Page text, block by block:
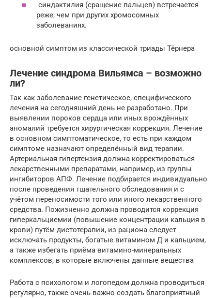
синдактилия (сращение пальцев) встречается
реже, чем при других хромосомных
заболеваниях.
основной симптом из классической триады Тёрнера
Лечение синдрома Вильямса – возможно
ли?
Так как заболевание генетическое, специфического
лечения на сегодняшний день не разработано. При
выявлении пороков сердца или иных врождённых
аномалий требуется хирургическая коррекция. Лечение
в основном симптоматическое, то есть при каждом
симптоме назначают определённый вид терапии.
Артериальная гипертензия должна корректироваться
лекарственными препаратами, например, из группы
ингибиторов АПФ. Лечение подбирается индивидуально
после проведения тщательного обследования и с
учётом переносимости того или иного лекарственного
средства. Пожизненно должна проводится коррекция
гиперкальциемии (повышение концентрации кальция в
крови) путём диетотерапии, из рациона следует
исключать продукты, богатые витамином Д и кальцием,
а также избегать приёма витамино-минеральных
комплексов, в которые включены данные вещества
Работа с психологом и логопедом должна проводиться
регулярно, также очень важно создать благоприятный